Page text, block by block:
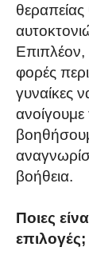
Επιπλέον,
φορές
γυναίκες
βοήθεια.
Ποιες
επιλογές;